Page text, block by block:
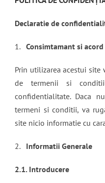
Declaratie de
1. Consimtamant si acord
Prin utilizarea acestui
de termenii si
confidentialitate. Daca
termeni si conditii, va
site nicio informatie cu
2. Informatii Generale
2.1. Introducere